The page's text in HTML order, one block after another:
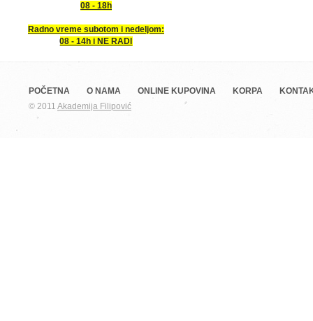
08 - 18h
Radno vreme subotom i nedeljom:
08 - 14h i NE RADI
POČETNA O NAMA ONLINE KUPOVINA KORPA
© 2011 Akademija Filipović